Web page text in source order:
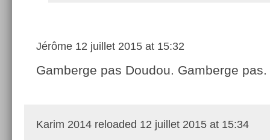
Jérôme 12 juillet 2015 at 15:32
Gamberge pas Doudou. Gamberge pas.
Karim 2014 reloaded 12 juillet 2015 at 15:34